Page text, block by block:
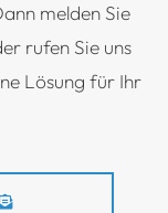
melden Sie
rufen Sie uns
Lösung für Ihr